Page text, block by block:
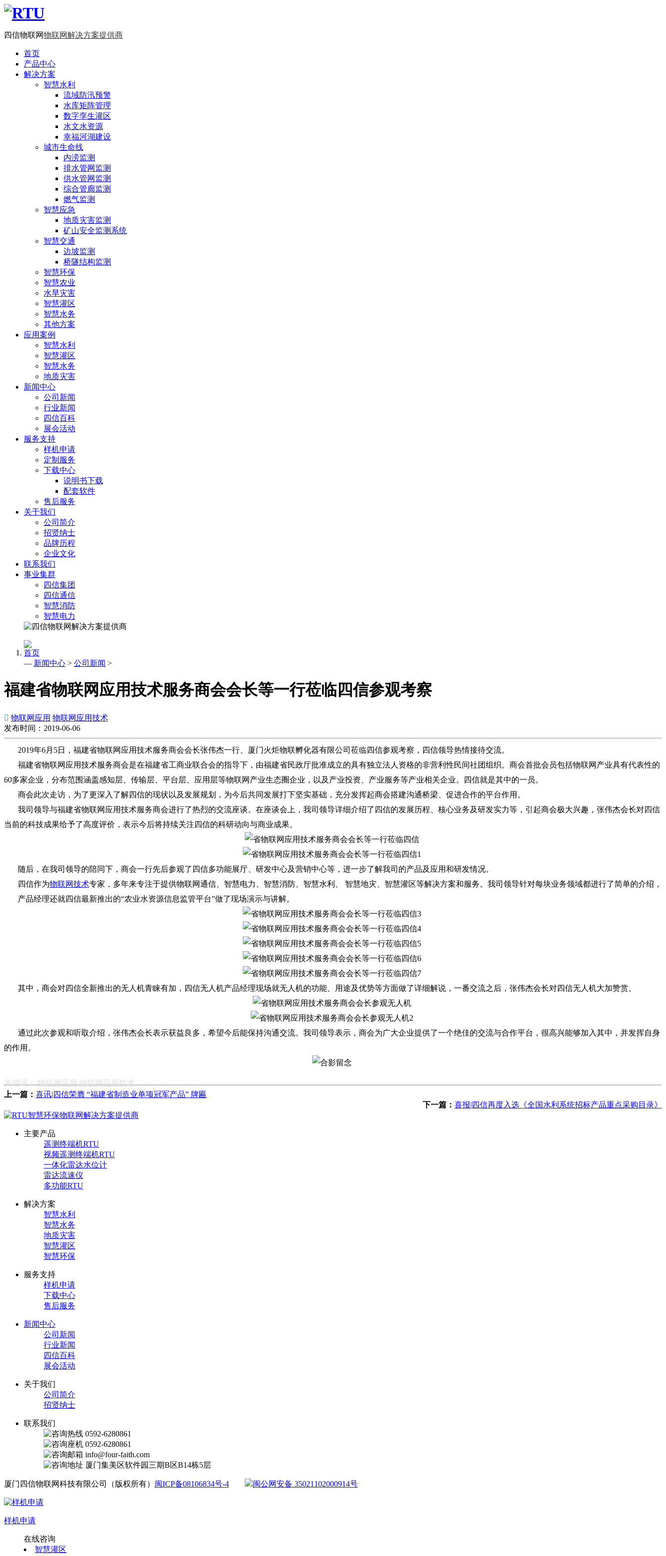
四信物联网物联网解决方案提供商
首页
产品中心
解决方案
智慧水利
流域防汛预警
水库矩阵管理
数字孪生灌区
水文水资源
幸福河湖建设
城市生命线
内涝监测
排水管网监测
供水管网监测
综合管廊监测
燃气监测
智慧应急
地质灾害监测
矿山安全监测系统
智慧交通
边坡监测
桥隧结构监测
智慧环保
智慧农业
水旱灾害
智慧灌区
智慧水务
其他方案
应用案例
智慧水利
智慧灌区
智慧水务
地质灾害
新闻中心
公司新闻
行业新闻
四信百科
展会活动
服务支持
样机申请
定制服务
下载中心
说明书下载
配套软件
售后服务
关于我们
公司简介
招贤纳士
品牌历程
企业文化
联系我们
事业集群
四信集团
四信通信
智慧消防
智慧电力
首页
— 新闻中心 > 公司新闻 >
福建省物联网应用技术服务商会会长等一行莅临四信参观考察
 物联网应用 物联网应用技术
发布时间：2019-06-06
2019年6月5日，福建省物联网应用技术服务商会会长张伟杰一行、厦门火炬物联孵化器有限公司莅临四信参观考察，四信领导热情接待交流。
福建省物联网应用技术服务商会是在福建省工商业联合会的指导下，由福建省民政厅批准成立的具有独立法人资格的非营利性民间社团组织。商会首批会员包括物联网产业具有代表性的
60多家企业，分布范围涵盖感知层、传输层、平台层、应用层等物联网产业生态圈企业，以及产业投资、产业服务等产业相关企业。四信就是其中的一员。
商会此次走访，为了更深入了解四信的现状以及发展规划，为今后共同发展打下坚实基础，充分发挥起商会搭建沟通桥梁、促进合作的平台作用。
我司领导与福建省物联网应用技术服务商会进行了热烈的交流座谈。在座谈会上，我司领导详细介绍了四信的发展历程、核心业务及研发实力等，引起商会极大兴趣，张伟杰会长对四信
当前的科技成果给予了高度评价，表示今后将持续关注四信的科研动向与商业成果。
随后，在我司领导的陪同下，商会一行先后参观了四信多功能展厅、研发中心及营销中心等，进一步了解我司的产品及应用和研发情况。
四信作为物联网技术专家，多年来专注于提供物联网通信、智慧电力、智慧消防、智慧水利、 智慧地灾、智慧灌区等解决方案和服务。我司领导针对每块业务领域都进行了简单的介绍，
产品经理还就四信最新推出的“农业水资源信息监管平台”做了现场演示与讲解。
其中，商会对四信全新推出的无人机青睐有加，四信无人机产品经理现场就无人机的功能、用途及优势等方面做了详细解说，一番交流之后，张伟杰会长对四信无人机大加赞赏。
通过此次参观和听取介绍，张伟杰会长表示获益良多，希望今后能保持沟通交流。我司领导表示，商会为广大企业提供了一个绝佳的交流与合作平台，很高兴能够加入其中，并发挥自身
的作用。
关键词：物联网应用 物联网应用技术
上一篇： 喜讯|四信荣膺 “福建省制造业单项冠军产品” 牌匾
下一篇： 喜报|四信再度入选《全国水利系统招标产品重点采购目录》
主要产品
遥测终端机RTU
视频遥测终端机RTU
一体化雷达水位计
雷达流速仪
多功能RTU
解决方案
智慧水利
智慧水务
地质灾害
智慧灌区
智慧环保
服务支持
样机申请
下载中心
售后服务
新闻中心
公司新闻
行业新闻
四信百科
展会活动
关于我们
公司简介
招贤纳士
联系我们
0592-6280861
0592-6280861
info@four-faith.com
厦门集美区软件园三期B区B14栋5层
厦门四信物联网科技有限公司（版权所有） 闽ICP备08106834号-4 闽公网安备 35021102000914号
样机申请
在线咨询
智慧灌区